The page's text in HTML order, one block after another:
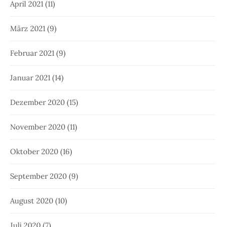
April 2021 (11)
März 2021 (9)
Februar 2021 (9)
Januar 2021 (14)
Dezember 2020 (15)
November 2020 (11)
Oktober 2020 (16)
September 2020 (9)
August 2020 (10)
Juli 2020 (7)